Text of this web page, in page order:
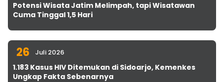
Potensi Wisata Jatim Melimpah, tapi Wisatawan
Cuma Tinggal 1,5 Hari
26 Juli 2026
1.183 Kasus HIV Ditemukan di Sidoarjo, Kemenkes
Ungkap Fakta Sebenarnya